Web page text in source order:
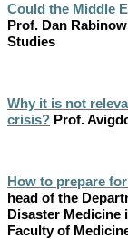
Could the Middle
Prof. Dan
Studies
Why it is not
crisis? Prof.
How to prepare
head of the
Disaster Medicine
Faculty of